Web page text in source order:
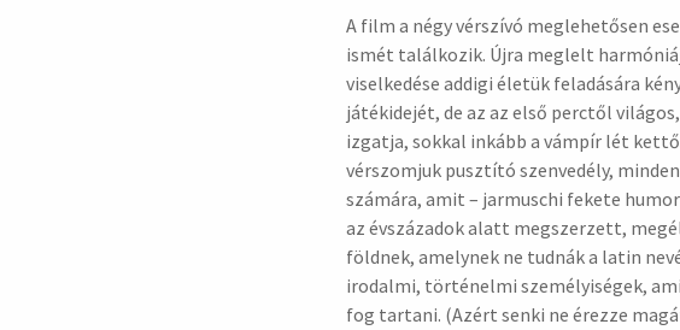
A film a négy vérszívó meglehetősen
ismét találkozik. Újra meglelt
viselkedése addigi életük feladására
játékidejét, de az az első perctől
izgatja, sokkal inkább a vámpír lét
vérszomjuk pusztító szenvedély,
számára, amit – jarmuschi fekete
az évszázadok alatt megszerzett,
földnek, amelynek ne tudnák a latin
irodalmi, történelmi személyiségek,
fog tartani. (Azért senki ne érezze